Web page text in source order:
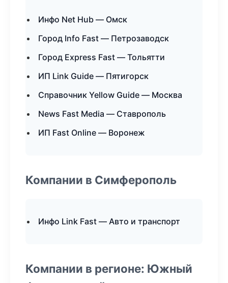
Инфо Net Hub — Омск
Город Info Fast — Петрозаводск
Город Express Fast — Тольятти
ИП Link Guide — Пятигорск
Справочник Yellow Guide — Москва
News Fast Media — Ставрополь
ИП Fast Online — Воронеж
Компании в Симферополь
Инфо Link Fast — Авто и транспорт
Компании в регионе: Южный